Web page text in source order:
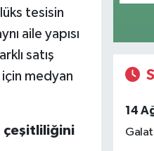
tesisin
aile yapısı
satış
için medyan
çeşitliliğini
14